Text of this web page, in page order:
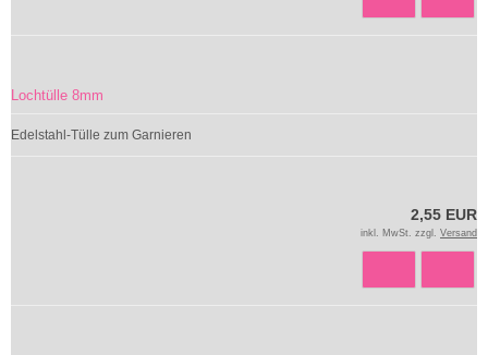
Lochtülle 8mm
Edelstahl-Tülle zum Garnieren
2,55 EUR
inkl. MwSt. zzgl. Versand